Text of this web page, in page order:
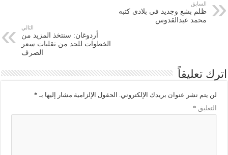
السابق
ظلم بشع وجديد في بلادي كتبه
محمد عبدالقدوس
التالي
أردوغان: سنتخذ المزيد من
الخطوات للحد من تقلبات سعر
الصرف
اترك تعليقاً
لن يتم نشر عنوان بريدك الإلكتروني. الحقول الإلزامية مشار إليها بـ *
التعليق *